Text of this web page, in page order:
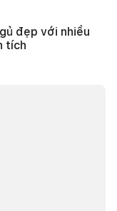
đẹp với nhiều
tích